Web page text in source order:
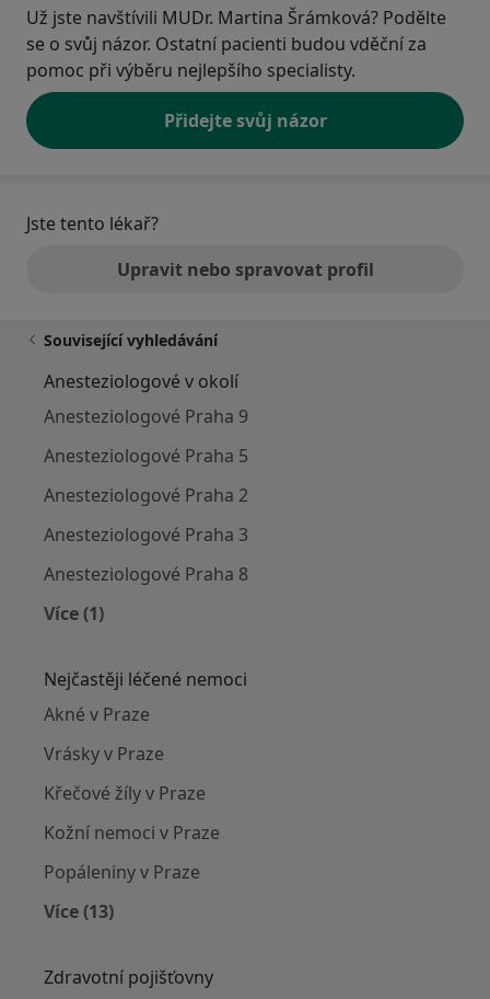
Už jste navštívili MUDr. Martina Šrámková? Podělte
se o svůj názor. Ostatní pacienti budou vděční za
pomoc při výběru nejlepšího specialisty.
Přidejte svůj názor
Jste tento lékař?
Upravit nebo spravovat profil
Související vyhledávání
Anesteziologové v okolí
Anesteziologové Praha 9
Anesteziologové Praha 5
Anesteziologové Praha 2
Anesteziologové Praha 3
Anesteziologové Praha 8
Více (1)
Nejčastěji léčené nemoci
Akné v Praze
Vrásky v Praze
Křečové žíly v Praze
Kožní nemoci v Praze
Popáleniny v Praze
Více (13)
Zdravotní pojišťovny